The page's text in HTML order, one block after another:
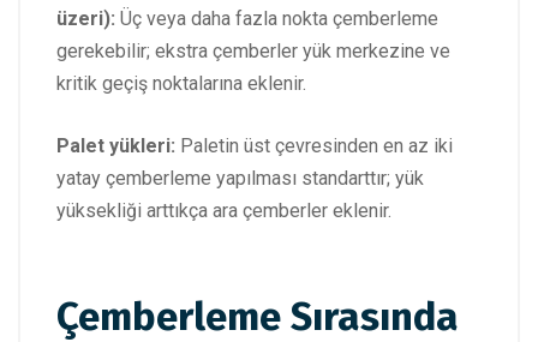
üzeri): Üç veya daha fazla nokta çemberleme
gerekebilir; ekstra çemberler yük merkezine ve
kritik geçiş noktalarına eklenir.
Palet yükleri: Paletin üst çevresinden en az iki
yatay çemberleme yapılması standarttır; yük
yüksekliği arttıkça ara çemberler eklenir.
Çemberleme Sırasında